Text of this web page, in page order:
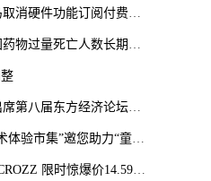
件功能订阅付费，奔驰不
过量死亡人数长期处于历史
届东方经济论坛，外交部
验市集”邀您助力“童音童
限时惊爆价14.59万元起